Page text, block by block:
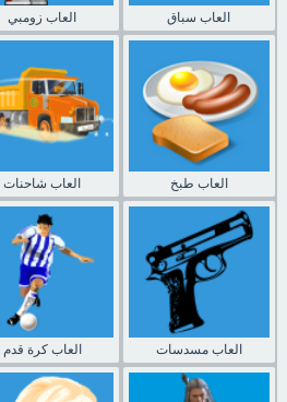
العاب زومبي العاب سباق
العاب شاحنات العاب طبخ
العاب كرة قدم العاب مسدسات